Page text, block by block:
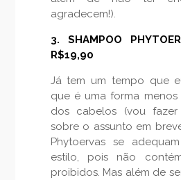
agradecem!).
3. SHAMPOO
R$19,90
Já tem um tempo que
que é uma forma
dos cabelos (vou
sobre o assunto em
Phytoervas se
estilo, pois não
proibidos. Mas além de